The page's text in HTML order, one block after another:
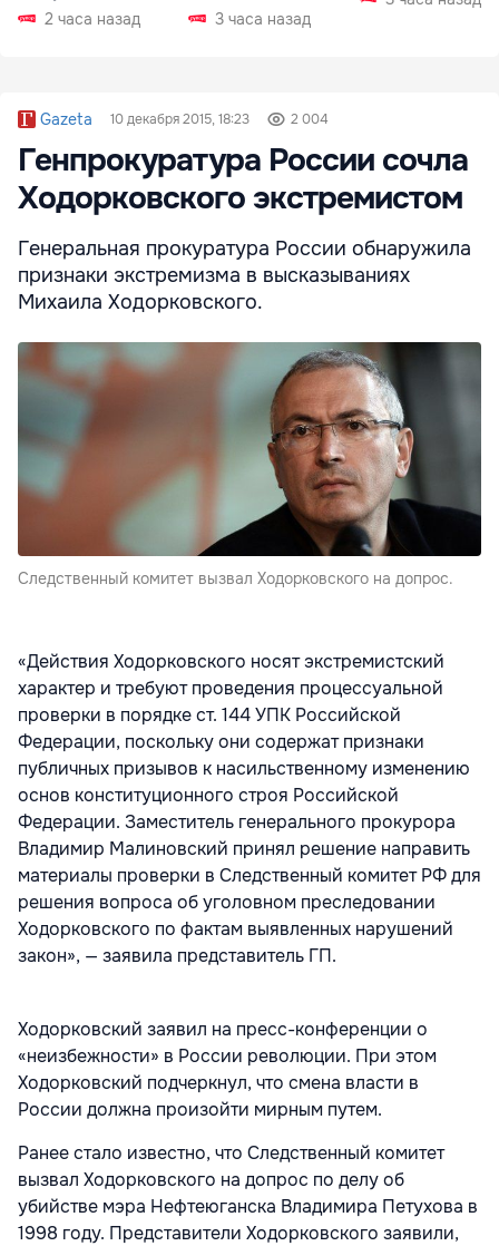
2 часа назад
РФ 3 часа назад
Gazeta 10 декабря 2015, 18:23 2 004
Генпрокуратура России сочла
Ходорковского экстремистом
Генеральная прокуратура России обнаружила
признаки экстремизма в высказываниях
Михаила Ходорковского.
Следственный комитет вызвал Ходорковского на допрос.
«Действия Ходорковского носят экстремистский
характер и требуют проведения процессуальной
проверки в порядке ст. 144 УПК Российской
Федерации, поскольку они содержат признаки
публичных призывов к насильственному изменению
основ конституционного строя Российской
Федерации. Заместитель генерального прокурора
Владимир Малиновский принял решение направить
материалы проверки в Следственный комитет РФ для
решения вопроса об уголовном преследовании
Ходорковского по фактам выявленных нарушений
закон», — заявила представитель ГП.
Ходорковский заявил на пресс-конференции о
«неизбежности» в России революции. При этом
Ходорковский подчеркнул, что смена власти в
России должна произойти мирным путем.
Ранее стало известно, что Следственный комитет
вызвал Ходорковского на допрос по делу об
убийстве мэра Нефтеюганска Владимира Петухова в
1998 году. Представители Ходорковского заявили,